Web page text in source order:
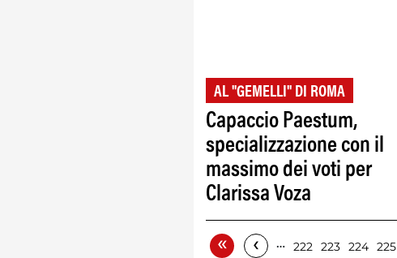
AL "GEMELLI" DI ROMA
Capaccio Paestum,
specializzazione con il
massimo dei voti per
Clarissa Voza
« ‹ … 222 223 224 225